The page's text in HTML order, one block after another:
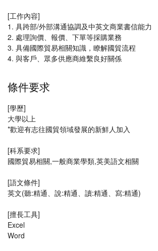
[工作內容]
1. 具跨部/外部溝通協調及中英文商業書信能力
2. 處理詢價、報價、下單等採購業務
3. 具備國際貿易相關知識，瞭解國貿流程
4. 與客戶、眾多供應商維繫良好關係
條件要求
[學歷]
大學以上
*歡迎有志往國貿領域發展的新鮮人加入
[科系要求]
國際貿易相關,一般商業學類,英美語文相關
[語文條件]
英文(聽:精通、說:精通、讀:精通、寫:精通)
[擅長工具]
Excel
Word